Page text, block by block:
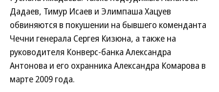
Дадаев, Тимур Исаев и Элимпаша Хацуев
обвиняются в покушении на бывшего коменданта
Чечни генерала Сергея Кизюна, а также на
руководителя Конверс-банка Александра
Антонова и его охранника Александра Комарова в
марте 2009 года.